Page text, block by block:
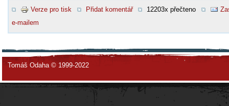
Verze pro tisk Přidat komentář 12203x přečteno
e-mailem
Tomáš Odaha © 1999-2022